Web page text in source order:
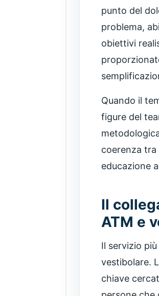
punto del
problema,
obiettivi
Quando il
figure del
coerenza
educazione
Il
ATM e
Il servizio
vestibolare.
chiave